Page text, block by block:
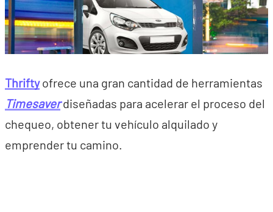
Thriftyofrece una gran cantidad de herramientas
Timesaverdiseñadas para acelerar el proceso del
chequeo, obtener tu vehículo alquilado y
emprender tu camino.